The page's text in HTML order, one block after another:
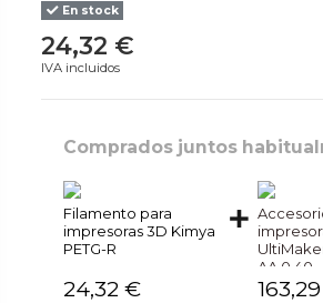
En stock
24,32 €
IVA incluidos
Comprados juntos
Filamento para
impresoras 3D Kimya
PETG-R
24,32 €
AA 0.40